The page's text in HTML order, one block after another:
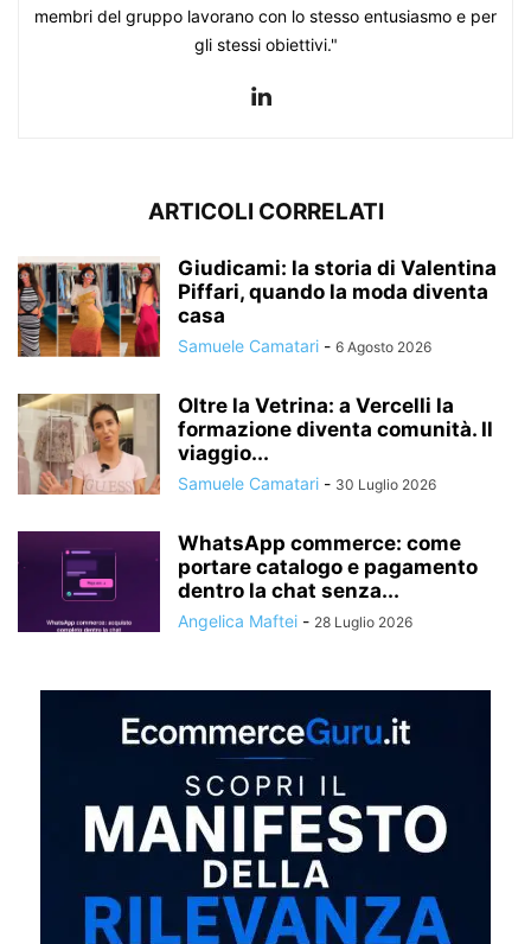
membri del gruppo lavorano con lo stesso entusiasmo e per
gli stessi obiettivi."
ARTICOLI CORRELATI
Giudicami: la storia di Valentina
Piffari, quando la moda diventa
casa
Samuele Camatari - 6 Agosto 2026
Oltre la Vetrina: a Vercelli la
formazione diventa comunità. Il
viaggio...
Samuele Camatari - 30 Luglio 2026
WhatsApp commerce: come
portare catalogo e pagamento
dentro la chat senza...
Angelica Maftei - 28 Luglio 2026